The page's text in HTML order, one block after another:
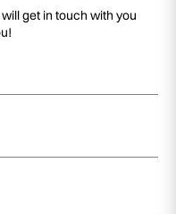
get in touch with you